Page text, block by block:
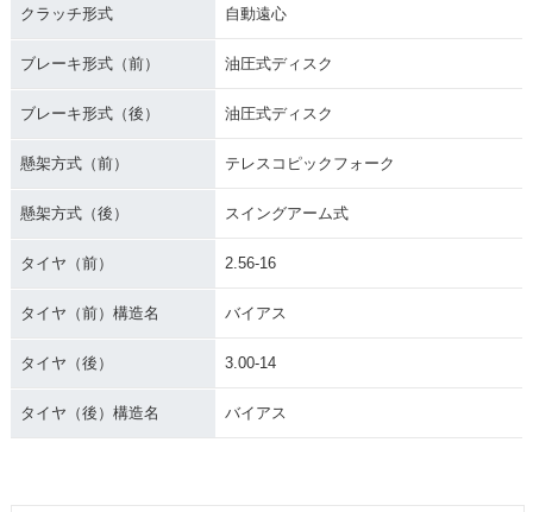
クラッチ形式 自動遠心
ブレーキ形式（前） 油圧式ディスク
ブレーキ形式（後） 油圧式ディスク
懸架方式（前） テレスコピックフォーク
懸架方式（後） スイングアーム式
タイヤ（前） 2.56-16
タイヤ（前）構造名 バイアス
タイヤ（後） 3.00-14
タイヤ（後）構造名 バイアス